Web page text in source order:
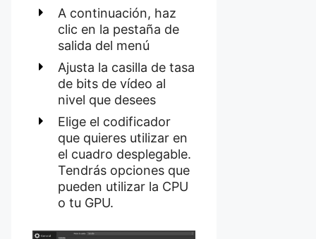
A continuación, haz
clic en la pestaña de
salida del menú
Ajusta la casilla de tasa
de bits de vídeo al
nivel que desees
Elige el codificador
que quieres utilizar en
el cuadro desplegable.
Tendrás opciones que
pueden utilizar la CPU
o tu GPU.